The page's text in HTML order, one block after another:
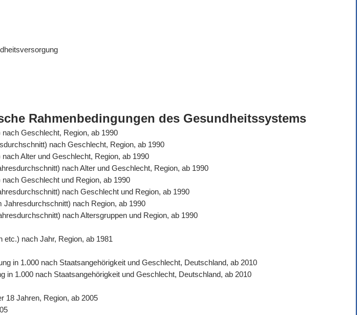
Rahmenbedingungen des Gesundheitssystems
Geschlecht, Region, ab 1990
nach Geschlecht, Region, ab 1990
Alter und Geschlecht, Region, ab 1990
nach Alter und Geschlecht, Region, ab 1990
Geschlecht und Region, ab 1990
nach Geschlecht und Region, ab 1990
nach Region, ab 1990
nach Altersgruppen und Region, ab 1990
etc.) nach Jahr, Region, ab 1981
in 1.000 nach Staatsangehörigkeit und Geschlecht, Deutschland, ab 2010
in 1.000 nach Staatsangehörigkeit und Geschlecht, Deutschland, ab 2010
18 Jahren, Region, ab 2005